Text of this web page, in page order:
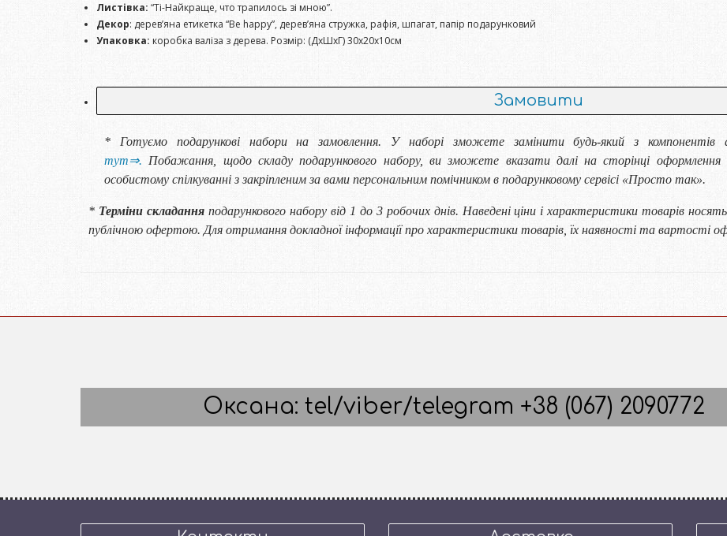
Листівка: “Ті-Найкраще, что трапилось зі мною”.
Декор: дерев’яна етикетка “Be happy”, дерев’яна стружка, рафія, шпагат, папір подарунковий
Упаковка: коробка валіза з дерева. Розмір: (ДхШхГ) 30х20х10см
Замовити
* Готуємо подарункові набори на замовлення. У наборі зможете замінити будь-який з компонентів
тут⇒. Побажання, щодо складу подарункового набору, ви зможете вказати далі на сторінці
особистому спілкуванні з закріпленим за вами персональним помічником в подарунковому сервісі «Просто так».
* Терміни складанняподарункового набору від 1 до 3 робочих днів. Наведені ціни і характеристики товарів
публічною офертою. Для отримання докладної інформації про характеристики товарів, їх наявності та вартості
Оксана: tel/viber/telegram +38 (067) 2090772